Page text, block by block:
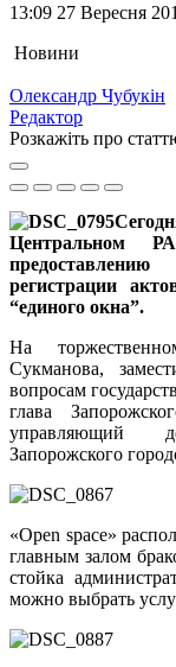
13:09 27 Вересня
Новини
Олександр Чубукін
Редактор
Розкажіть про
Центральном
регистрации
“единого окна”.
На
Сукманова,
вопросам
глава
управляющий
Запорожского
«Open space»
главным залом
стойка
можно выбрать